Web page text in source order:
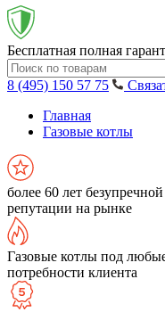
Бесплатная полная
8 (495) 150 57 75
Главная
Газовые котлы
более 60 лет безупречной
репутации на рынке
Газовые котлы под
потребности клиента